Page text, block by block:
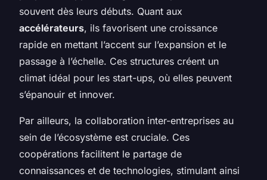
souvent dès leurs débuts. Quant aux
accélérateurs, ils favorisent une croissance
rapide en mettant l’accent sur l’expansion et le
passage à l’échelle. Ces structures créent un
climat idéal pour les start-ups, où elles peuvent
s’épanouir et innover.
Par ailleurs, la collaboration inter-entreprises au
sein de l’écosystème est cruciale. Ces
coopérations facilitent le partage de
connaissances et de technologies, stimulant ainsi